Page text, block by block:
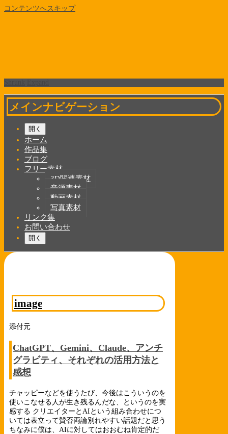
コンテンツへスキップ
メインナビゲーション
開く
ホーム
作品集
ブログ
フリー素材
3D関連素材
音源素材
動画素材
写真素材
リンク集
お問い合わせ
開く
image
添付元
ChatGPT、Gemini、Claude、アンチ
グラビティ、それぞれの活用方法と
感想
チャッピーなどを使うたび、今後はこういうのを
使いこなせる人が生き残るんだな、というのを実
感する クリエイターとAIという組み合わせにつ
いては表立って賛否両論別れやすい話題だと思う
ちなみに僕は、AIに対してはおおむね肯定的だ